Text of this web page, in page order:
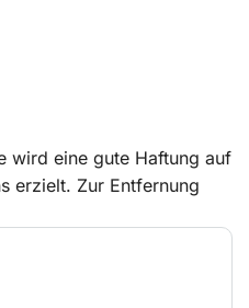
wird eine gute Haftung auf
erzielt. Zur Entfernung
Zum
eines Ankerprofils,